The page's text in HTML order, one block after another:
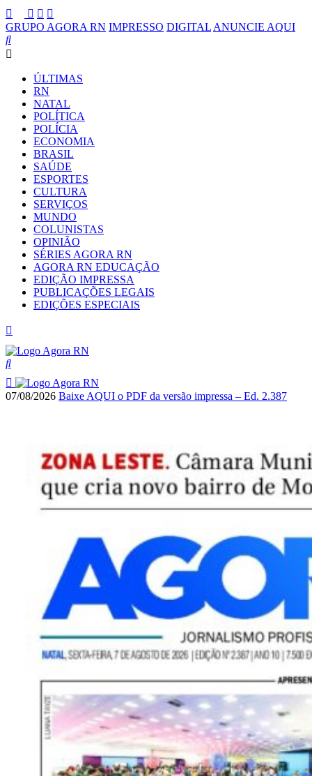
GRUPO AGORA RN IMPRESSO DIGITAL ANUNCIE AQUI
ÚLTIMAS
RN
NATAL
POLÍTICA
POLÍCIA
ECONOMIA
BRASIL
SAÚDE
ESPORTES
CULTURA
SERVIÇOS
MUNDO
COLUNISTAS
OPINIÃO
SÉRIES AGORA RN
AGORA RN EDUCAÇÃO
EDIÇÃO IMPRESSA
PUBLICAÇÕES LEGAIS
EDIÇÕES ESPECIAIS
07/08/2026 Baixe AQUI o PDF da versão impressa – Ed. 2.387